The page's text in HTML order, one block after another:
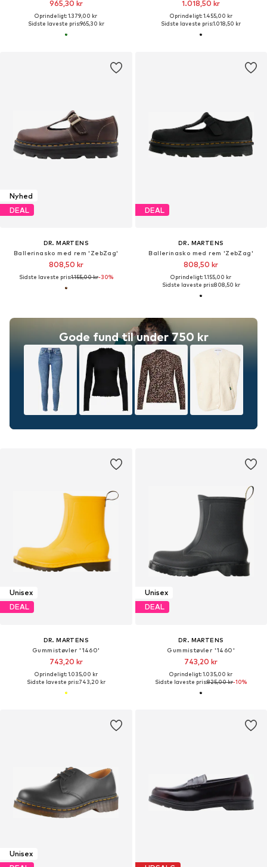
965,30 kr
Oprindeligt: 1.379,00 kr
Sidste laveste pris:965,30 kr
1.018,50 kr
Oprindeligt: 1.455,00 kr
Sidste laveste pris:1.018,50 kr
Nyhed
DEAL
DR. MARTENS
Ballerinasko med rem 'ZebZag'
808,50 kr
Sidste laveste pris:1.155,00 kr-30%
Gode fund til under 750 kr
DEAL
DR. MARTENS
Ballerinasko med rem 'ZebZag'
808,50 kr
Oprindeligt: 1.155,00 kr
Sidste laveste pris:808,50 kr
Unisex
DEAL
DR. MARTENS
Gummistøvler '1460'
743,20 kr
Oprindeligt: 1.035,00 kr
Sidste laveste pris:743,20 kr
Unisex
DEAL
DR. MARTENS
Gummistøvler '1460'
743,20 kr
Oprindeligt: 1.035,00 kr
Sidste laveste pris:825,00 kr-10%
Unisex